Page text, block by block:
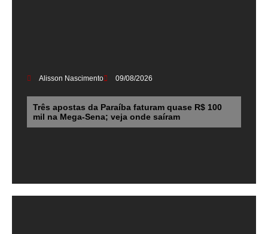
Alisson Nascimento 09/08/2026
Três apostas da Paraíba faturam quase R$ 100
mil na Mega-Sena; veja onde saíram